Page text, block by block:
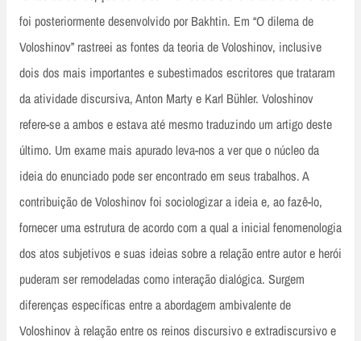
foi posteriormente desenvolvido por Bakhtin. Em “O dilema de
Voloshinov” rastreei as fontes da teoria de Voloshinov, inclusive
dois dos mais importantes e subestimados escritores que trataram
da atividade discursiva, Anton Marty e Karl Bühler. Voloshinov
refere-se a ambos e estava até mesmo traduzindo um artigo deste
último. Um exame mais apurado leva-nos a ver que o núcleo da
ideia do enunciado pode ser encontrado em seus trabalhos. A
contribuição de Voloshinov foi sociologizar a ideia e, ao fazê-lo,
fornecer uma estrutura de acordo com a qual a inicial fenomenologia
dos atos subjetivos e suas ideias sobre a relação entre autor e herói
puderam ser remodeladas como interação dialógica. Surgem
diferenças específicas entre a abordagem ambivalente de
Voloshinov à relação entre os reinos discursivo e extradiscursivo e